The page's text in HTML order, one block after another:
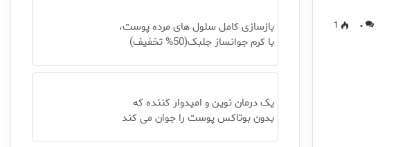
۰ 1
بازسازی کامل سلول های مرده پوست،
با کرم جوانساز جلبک(50% تخفیف)
یک درمان نوین و امیدوار کننده که
بدون بوتاکس پوست را جوان می کند